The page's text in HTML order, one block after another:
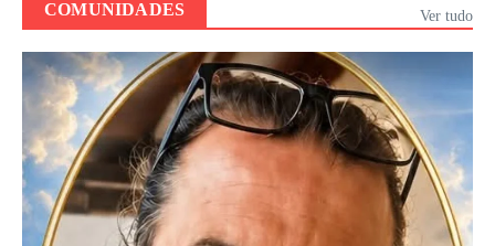
COMUNIDADES Ver tudo